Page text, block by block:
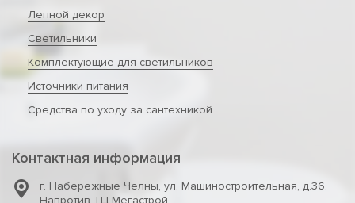
Лепной декор
Светильники
Комплектующие для светильников
Источники питания
Средства по уходу за сантехникой
Контактная информация
г. Набережные Челны, ул. Машиностроительная, д.36.
Напротив ТЦ Мегастрой